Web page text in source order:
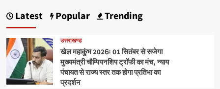
Latest Popular Trending
उत्तराखण्ड
खेल महाकुंभ 2026ः 01 सितंबर से सजेगा
मुख्यमंत्री चौम्पियनशिप ट्रॉफी का मंच, न्याय
पंचायत से राज्य स्तर तक होगा प्रतिभा का
प्रदर्शन